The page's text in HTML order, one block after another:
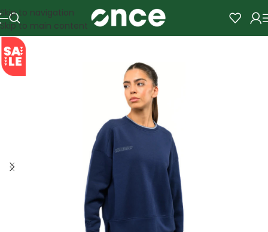
Skip to navigation
Skip to main content
SALE